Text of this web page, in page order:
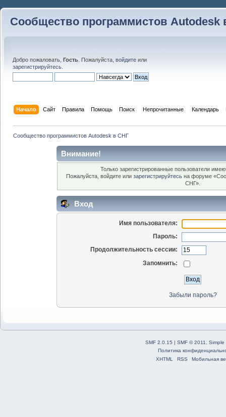
Сообщество программистов Autodesk
Добро пожаловать, Гость . Пожалуйста, войдите или
зарегистрируйтесь
Начало Сайт Правила Помощь Поиск Непрочитанные Календарь
Сообщество программистов Autodesk в СНГ
Внимание!
Только зарегистрированные пользователи
Пожалуйста, войдите или зарегистрируйтесь на форуме
СНГ».
Вход
Имя пользователя:
Пароль:
Продолжительность сессии:
Запомнить:
Забыли пароль?
SMF 2.0.15 | SMF © 2011
Simple
Политика
XHTML
RSS Мобильная